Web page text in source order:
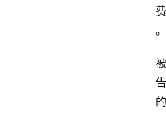
费
。
被
告
的